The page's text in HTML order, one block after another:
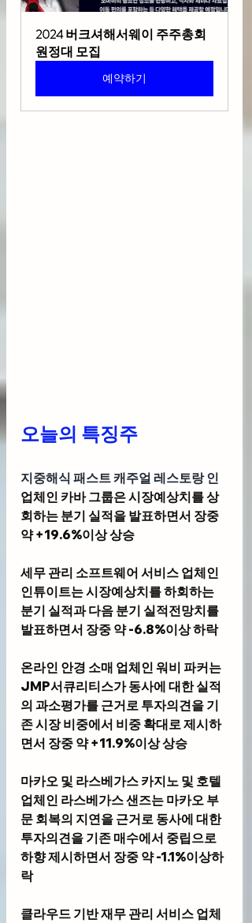
2024 버크셔해서웨이 주주총회
원정대 모집
예약하기
오늘의 특징주
지중해식 패스트 캐주얼 레스토랑 인
업체인 카바 그룹은 시장예상치를 상
회하는 분기 실적을 발표하면서 장중
약 +19.6%이상 상승
세무 관리 소프트웨어 서비스 업체인
인튜이트는 시장예상치를 하회하는
분기 실적과 다음 분기 실적전망치를
발표하면서 장중 약 -6.8%이상 하락
온라인 안경 소매 업체인 워비 파커는
JMP서큐리티스가 동사에 대한 실적
의 과소평가를 근거로 투자의견을 기
존 시장 비중에서 비중 확대로 제시하
면서 장중 약 +11.9%이상 상승
마카오 및 라스베가스 카지노 및 호텔
업체인 라스베가스 샌즈는 마카오 부
문 회복의 지연을 근거로 동사에 대한
투자의견을 기존 매수에서 중립으로
하향 제시하면서 장중 약 -1.1%이상하
락
클라우드 기반 재무 관리 서비스 업체